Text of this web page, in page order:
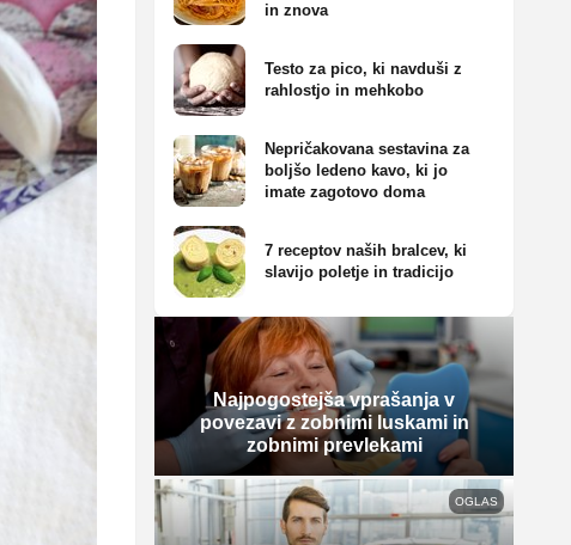
in znova
Testo za pico, ki navduši z
rahlostjo in mehkobo
Nepričakovana sestavina za
boljšo ledeno kavo, ki jo
imate zagotovo doma
7 receptov naših bralcev, ki
slavijo poletje in tradicijo
Najpogostejša vprašanja v
povezavi z zobnimi luskami in
zobnimi prevlekami
OGLAS